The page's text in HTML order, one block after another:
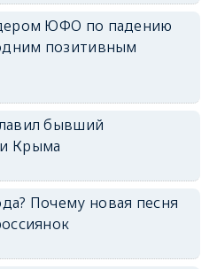
ЮФО по падению
позитивным
бывший
Крыма
Почему новая песня